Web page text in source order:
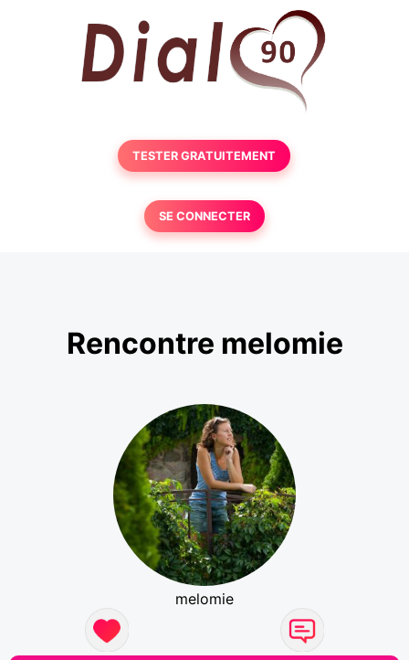
TESTER GRATUITEMENT
SE CONNECTER
Rencontre melomie
melomie